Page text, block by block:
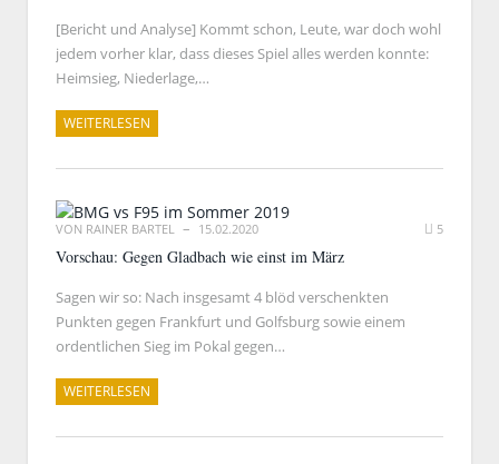
[Bericht und Analyse] Kommt schon, Leute, war doch wohl
jedem vorher klar, dass dieses Spiel alles werden konnte:
Heimsieg, Niederlage,…
WEITERLESEN
VON RAINER BARTEL 15.02.2020 5
Vorschau: Gegen Gladbach wie einst im März
Sagen wir so: Nach insgesamt 4 blöd verschenkten
Punkten gegen Frankfurt und Golfsburg sowie einem
ordentlichen Sieg im Pokal gegen…
WEITERLESEN